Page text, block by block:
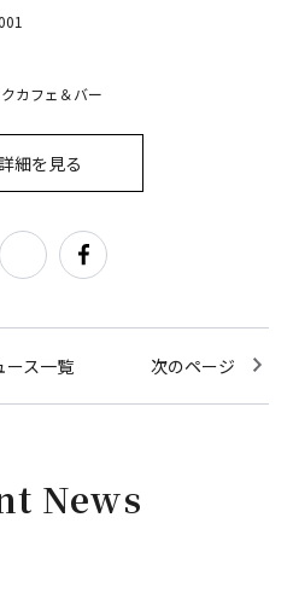
カフェ＆バー
細を見る
ース一覧 次のページ
News